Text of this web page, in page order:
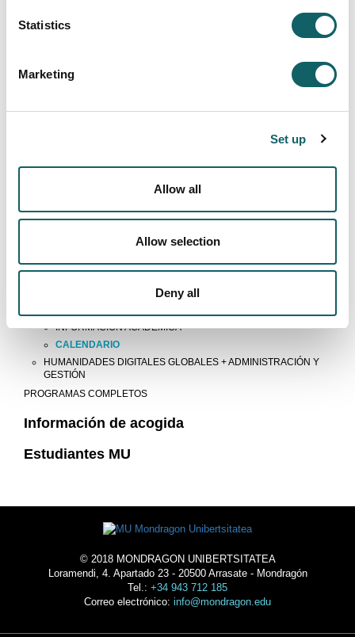
Statistics
Marketing
Set up
Allow all
Allow selection
Deny all
PROGRAMAS DE MOVILIDAD
ESTUDIANTES DE INTERCAMBIO
ADMINISTRACIÓN Y GESTIÓN
EDUCACIÓN
INFORMACIÓN ACADÉMICA
CALENDARIO
HUMANIDADES DIGITALES GLOBALES + ADMINISTRACIÓN Y
GESTIÓN
PROGRAMAS COMPLETOS
Información de acogida
Estudiantes MU
© 2018 MONDRAGON UNIBERTSITATEA
Loramendi, 4. Apartado 23 - 20500 Arrasate - Mondragón
Tel.: +34 943 712 185
Correo electrónico: info@mondragon.edu